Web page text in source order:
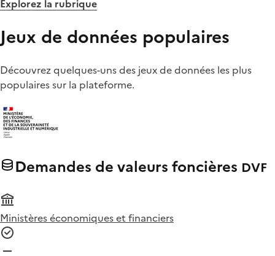
Explorez la rubrique
Jeux de données populaires
Découvrez quelques-uns des jeux de données les plus
populaires sur la plateforme.
Demandes de valeurs foncières DVF
Ministères économiques et financiers